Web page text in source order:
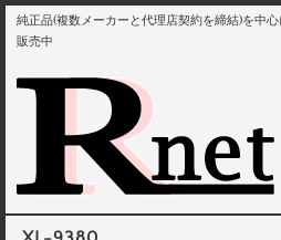
純正品(複数メーカーと代理店契約を締結)を中
販売中